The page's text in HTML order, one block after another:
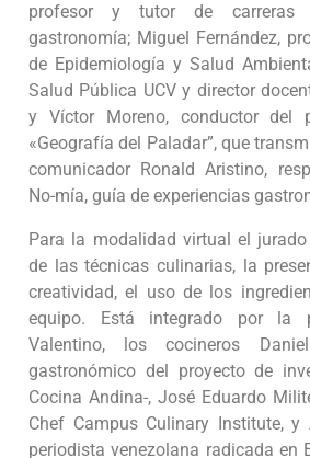
profesor y tutor de carreras
gastronomía; Miguel Fernández,
de Epidemiología y Salud
Salud Pública UCV y director
y Víctor Moreno, conductor del
«Geografía del Paladar”, que
comunicador Ronald Aristino,
No-mía, guía de experiencias
Para la modalidad virtual el
de las técnicas culinarias, la
creatividad, el uso de los
equipo. Está integrado por la
Valentino, los cocineros
gastronómico del proyecto de
Cocina Andina-, José Eduardo
Chef Campus Culinary Institute, y
periodista venezolana radicada en